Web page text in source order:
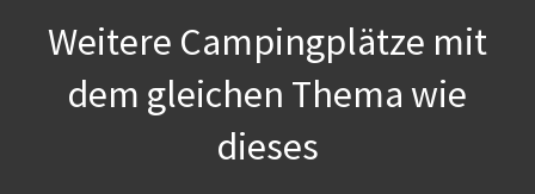
Weitere Campingplätze mit
dem gleichen Thema wie
dieses